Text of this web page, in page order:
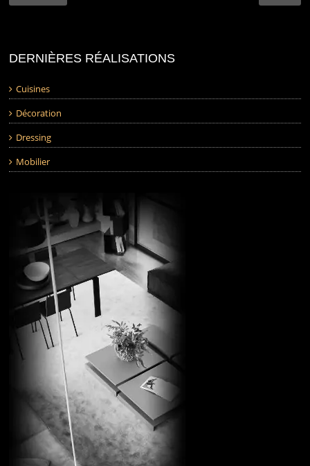
DERNIÈRES RÉALISATIONS
Cuisines
Décoration
Dressing
Mobilier